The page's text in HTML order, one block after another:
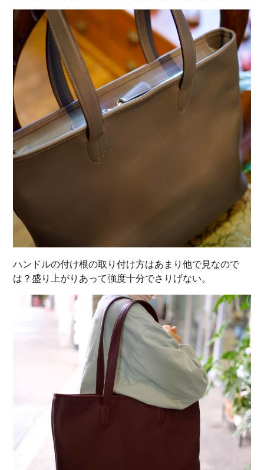
ハンドルの付け根の取り付け方はあまり他で見なので
は？盛り上がりあって強度十分でさりげない。